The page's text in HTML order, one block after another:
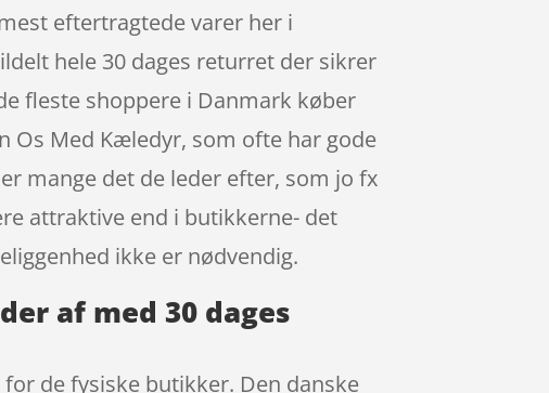
eftertragtede varer her i
hele 30 dages returret der sikrer
fleste shoppere i Danmark køber
Os Med Kæledyr, som ofte har gode
mange det de leder efter, som jo fx
attraktive end i butikkerne- det
ikke er nødvendig.
af med 30 dages
de fysiske butikker. Den danske